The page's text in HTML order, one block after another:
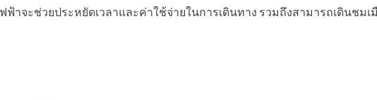
าจะช่วยประหยัดเวลาและค่าใช้จ่ายในการเดินทาง รวมถึงสามารถเดินชมเ